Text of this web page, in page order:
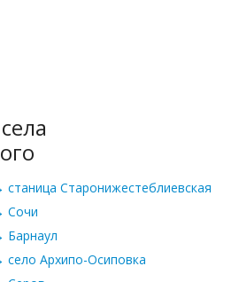
Старонижестеблиевская
Сочи
Барнаул
село Архипо-Осиповка